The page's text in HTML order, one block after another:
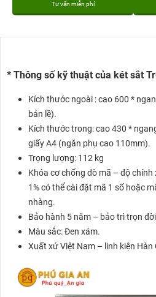
Tư vấn miễn phí
* Thông số kỹ thuật của két sắt
Kích thước ngoài : cao 600 *
bản lề).
Kích thước trong: cao 430 *
giấy A4 (ngăn phụ cao 110mm).
Trọng lượng: 112 kg
Khóa cơ chống dò mã – độ
1% có thể cài đặt mã 1 số hoặc
nhàng.
Bảo hành 5 năm – bảo trì trọn
Màu sắc: Đen xám.
Xuất xứ Việt Nam – linh kiện Hàn